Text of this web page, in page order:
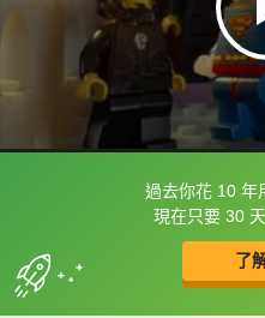
過去你花 10 年
現在只要 30
了
框選或點兩下字
收錄佳句